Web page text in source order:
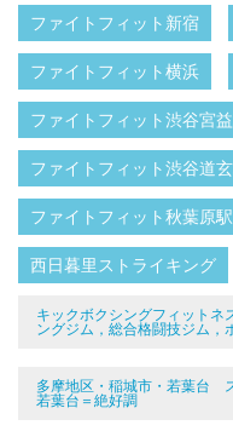
ファイトフィット新宿
ファイトフィット横浜
ファイトフィット渋谷宮
ファイトフィット渋谷道
ファイトフィット秋葉原
西日暮里ストライキング
キックボクシングフィットネ
ングジム，総合格闘技ジム，
多摩地区・稲城市・若葉台
若葉台＝絶好調